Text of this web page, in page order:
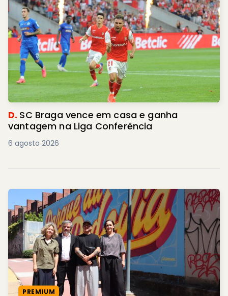
D. SC Braga vence em casa e ganha
vantagem na Liga Conferência
6 agosto 2026
PREMIUM